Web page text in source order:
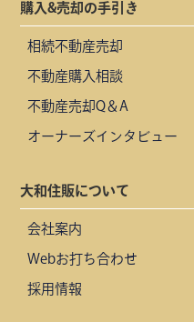
購入&売却の手引き
相続不動産売却
不動産購入相談
不動産売却Q＆A
オーナーズインタビュー
大和住販について
会社案内
Webお打ち合わせ
採用情報